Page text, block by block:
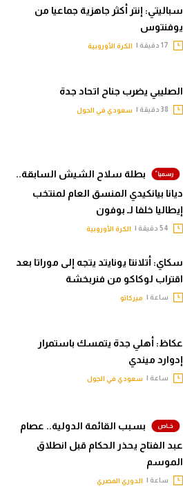
سباليتي: إنتر أكثر جاهزية جماعيا من
يوفنتوس
الكرة الأوروبية
الصليبي يضرب جناح اتحاد جدة
سعودي في الجول
بطلة سلاح الشيش السابقة..
ديانا بيانكيدي المنسق العام لمنتخب
إيطاليا خلفا لـ بوفون
الكرة الأوروبية
سكاي: أتلانتا يونايتد يتجه إلى موراتا بعد
اقتراب لوكاكو من فنربخشة
ساعة | ميركاتو
عكاظ: أهلي جدة يتمسك باستمرار
إدوارد ميندي
ساعة | سعودي في الجول
بسبب القائمة الدولية.. عصام
عبد الفتاح يحذر الحكام قبل انطلاق
الموسم
ساعة | الدوري المصري